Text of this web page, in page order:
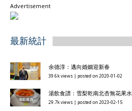
Advertisement
最新統計
余德淳：邁向婚姻迎新春
39.6k views | posted on 2020-01-02
湯飲食譜：雪梨乾南北杏無花果水
29.7k views | posted on 2023-02-15